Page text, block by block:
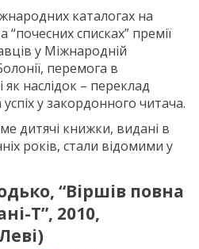
каталогах на
“почесних списках” премії
у Міжнародній
перемога в
наслідок – переклад
у закордонного читача.
дитячі книжки, видані в
років, стали відомими у
“Віршів повна
Т”, 2010,